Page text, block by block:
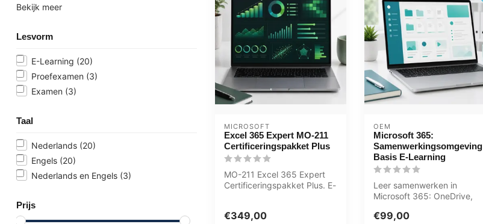
Bekijk meer
Lesvorm
E-Learning (20)
Proefexamen (3)
Examen (3)
Taal
Nederlands (20)
Engels (20)
Nederlands en Engels (3)
Prijs
MICROSOFT
Excel 365 Expert MO-211
Certificeringspakket Plus
MO-211 Excel 365 Expert
Certificeringspakket Plus. E-
€349,00
OEM
Microsoft 365:
Samenwerkingsomgeving
Basis E-Learning
Leer samenwerken in
Microsoft 365: OneDrive,
en Offic...
€99,00